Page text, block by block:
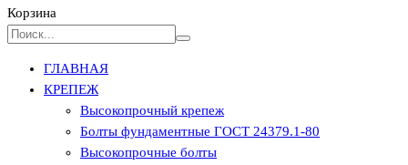
Корзина
ГЛАВНАЯ
КРЕПЕЖ
Высокопрочный крепеж
Болты фундаментные ГОСТ 24379.1-80
Высокопрочные болты